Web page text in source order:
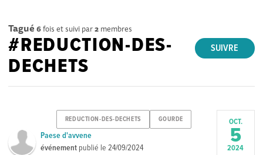
Tagué 6fois et suivi par2 membres
SUIVRE
#REDUCTION-DES-
DECHETS
REDUCTION-DES-DECHETS GOURDE
Paese d'avvene
événement publié le24/09/2024
OCT.
5
2024